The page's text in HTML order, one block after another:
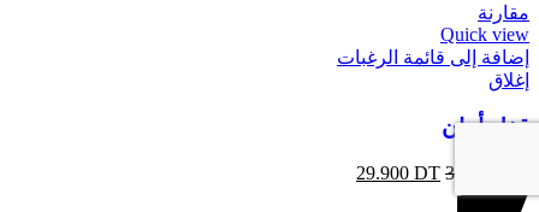
مقارنة
Quick view
إضافة إلى قائمة الرغبات
إغلاق
قفل أمان
37.500
29.900 DT